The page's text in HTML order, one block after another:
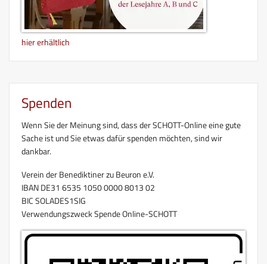
hier erhältlich
Spenden
Wenn Sie der Meinung sind, dass der SCHOTT-Online eine gute
Sache ist und Sie etwas dafür spenden möchten, sind wir
dankbar.
Verein der Benediktiner zu Beuron e.V.
IBAN DE31 6535 1050 0000 8013 02
BIC SOLADES1SIG
Verwendungszweck Spende Online-SCHOTT